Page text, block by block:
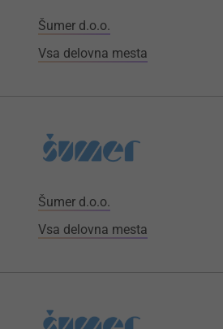
Šumer d.o.o.
Vsa delovna mesta
Šumer d.o.o.
Vsa delovna mesta